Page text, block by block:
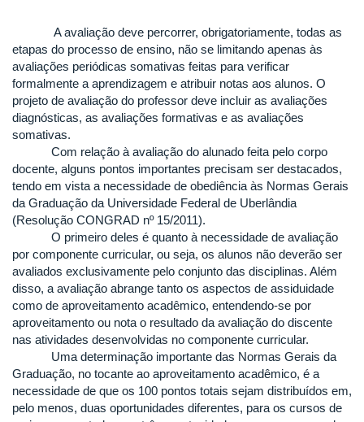
A avaliação deve percorrer, obrigatoriamente, todas as
etapas do processo de ensino, não se limitando apenas às
avaliações periódicas somativas feitas para verificar
formalmente a aprendizagem e atribuir notas aos alunos. O
projeto de avaliação do professor deve incluir as avaliações
diagnósticas, as avaliações formativas e as avaliações
somativas.
Com relação à avaliação do alunado feita pelo corpo
docente, alguns pontos importantes precisam ser destacados,
tendo em vista a necessidade de obediência às Normas Gerais
da Graduação da Universidade Federal de Uberlândia
(Resolução CONGRAD nº 15/2011).
O primeiro deles é quanto à necessidade de avaliação
por componente curricular, ou seja, os alunos não deverão ser
avaliados exclusivamente pelo conjunto das disciplinas. Além
disso, a avaliação abrange tanto os aspectos de assiduidade
como de aproveitamento acadêmico, entendendo-se por
aproveitamento ou nota o resultado da avaliação do discente
nas atividades desenvolvidas no componente curricular.
Uma determinação importante das Normas Gerais da
Graduação, no tocante ao aproveitamento acadêmico, é a
necessidade de que os 100 pontos totais sejam distribuídos em,
pelo menos, duas oportunidades diferentes, para os cursos de